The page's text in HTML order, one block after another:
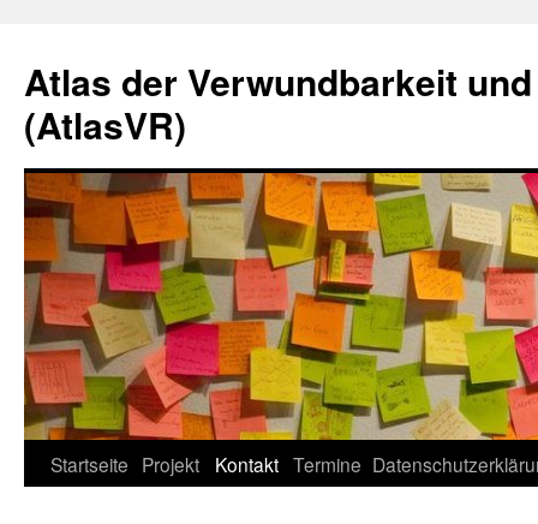
springen
Atlas der Verwundbarkeit
(AtlasVR)
Startseite Projekt Kontakt Termine